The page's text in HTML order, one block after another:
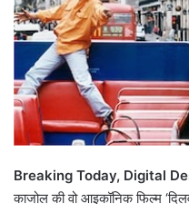
Breaking Today, Digital
काजोल की वो आइकॉनिक फिल्म